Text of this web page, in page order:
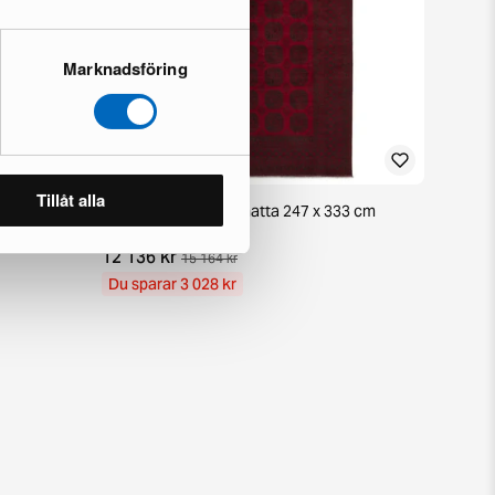
Marknadsföring
Tillåt allaAktscha orientalisk matta 247 x 333 cm
1 i lager · Nyskick
12 136 kr 15 164 kr
Du sparar 3 028 kr